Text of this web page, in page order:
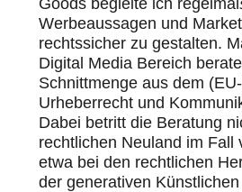
Werbeaussagen und
rechtssicher zu gestalten.
Digital Media Bereich
Schnittmenge aus dem
Urheberrecht und
Dabei betritt die Beratung
rechtlichen Neuland im Fall
etwa bei den rechtlichen
der generativen